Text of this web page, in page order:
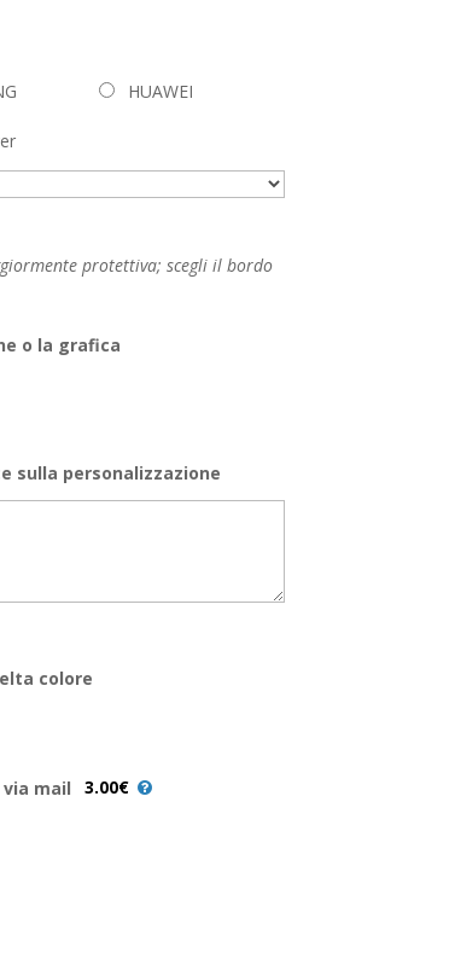
HUAWEI
protettiva; scegli il bordo
o la grafica
sulla personalizzazione
colore
mail 3.00€